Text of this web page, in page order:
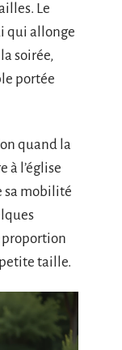
Le
qui allonge
soirée,
portée
quand la
à l’église
sa mobilité
proportion
taille.